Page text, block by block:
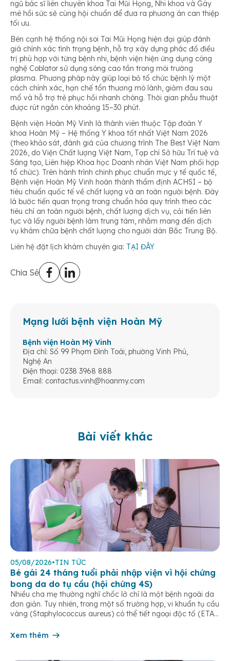
ngũ bác sĩ liên chuyên khoa Tai Mũi Họng, Nhi khoa và Gây
mê hồi sức sẽ cùng hội chuẩn để đưa ra phương án can thiệp
tối ưu.
Bên cạnh hệ thống nội soi Tai Mũi Họng hiện đại giúp đánh
giá chính xác tình trạng bệnh, hỗ trợ xây dựng phác đồ điều
trị phù hợp với từng bệnh nhi, bệnh viện hiện ứng dụng công
nghệ Coblator sử dụng sóng cao tần trong môi trường
plasma. Phương pháp này giúp loại bỏ tổ chức bệnh lý một
cách chính xác, hạn chế tổn thương mô lành, giảm đau sau
mổ và hỗ trợ trẻ phục hồi nhanh chóng. Thời gian phẫu thuật
được rút ngắn còn khoảng 15–30 phút.
Bệnh viện Hoàn Mỹ Vinh là thành viên thuộc Tập đoàn Y
khoa Hoàn Mỹ – Hệ thống Y khoa tốt nhất Việt Nam 2026
(theo khảo sát, đánh giá của chương trình The Best Việt Nam
2026, do Viện Chất lượng Việt Nam, Tạp chí Sở hữu Trí tuệ và
Sáng tạo, Liên hiệp Khoa học Doanh nhân Việt Nam phối hợp
tổ chức). Trên hành trình chinh phục chuẩn mực y tế quốc tế,
Bệnh viện Hoàn Mỹ Vinh hoàn thành thẩm định ACHSI – bộ
tiêu chuẩn quốc tế về chất lượng và an toàn người bệnh. Đây
là bước tiến quan trọng trong chuẩn hóa quy trình theo các
tiêu chí an toàn người bệnh, chất lượng dịch vụ, cải tiến liên
tục và lấy người bệnh làm trung tâm, nhằm mang đến dịch
vụ khám chữa bệnh chất lượng cho người dân Bắc Trung Bộ.
Liên hệ đặt lịch khám chuyên gia: TẠI ĐÂY
Chia Sẻ
Mạng lưới bệnh viện Hoàn Mỹ
Bệnh viện Hoàn Mỹ Vinh
Địa chỉ: Số 99 Phạm Đình Toái, phường Vinh Phú,
Nghệ An
Điện thoại: 0238 3968 888
Email: contactus.vinh@hoanmy.com
Bài viết khác
05/08/2026•TIN TỨC
Bé gái 24 tháng tuổi phải nhập viện vì hội chứng
bong da do tụ cầu (hội chứng 4S)
Nhiều cha mẹ thường nghĩ chốc lở chỉ là một bệnh ngoài da
đơn giản. Tuy nhiên, trong một số trường hợp, vi khuẩn tụ cầu
vàng (Staphylococcus aureus) có thể tiết ngoại độc tố (ETA
(Staphylococcal Scalded Skin Syndrome – SSSS) – một […]
Xem thêm